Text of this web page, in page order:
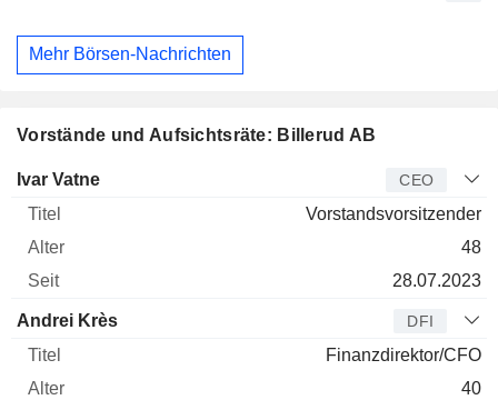
Mehr Börsen-Nachrichten
Vorstände und Aufsichtsräte: Billerud AB
Manager Titel
Ivar Vatne CEO
Vorstandsvorsitzender
48
28.07.2023
Andrei Krès DFI
Finanzdirektor/CFO
40